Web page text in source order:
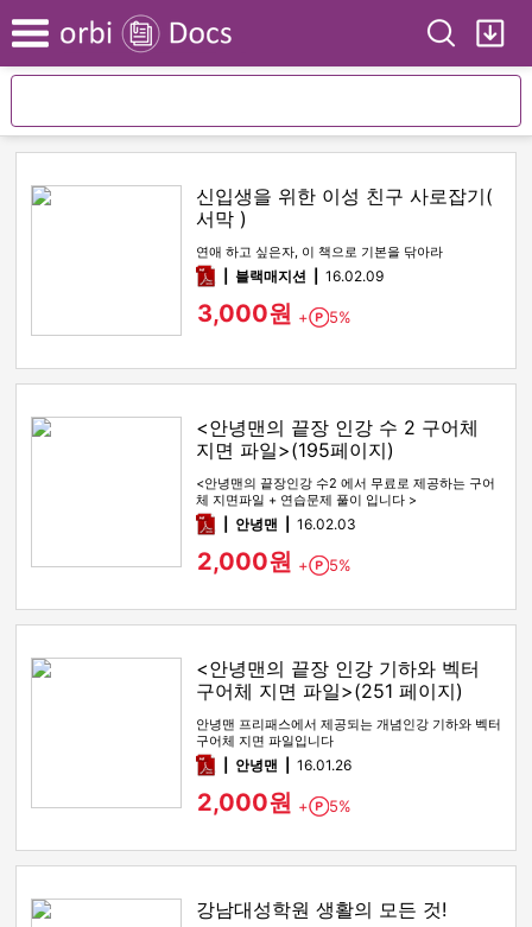
Menu Search
신입생을 위한 이성 친구 사로잡기(
서막 )
연애 하고 싶은자, 이 책으로 기본을 닦아라
pdf블랙매지션 16.02.09
3,000원 + Point
5%
<안녕맨의 끝장 인강 수 2 구어체
지면 파일>(195페이지)
<안녕맨의 끝장인강 수2 에서 무료로 제공하는 구어
체 지면파일 + 연습문제 풀이 입니다 >
pdf안녕맨 16.02.03
2,000원 + Point
5%
<안녕맨의 끝장 인강 기하와 벡터
구어체 지면 파일>(251 페이지)
안녕맨 프리패스에서 제공되는 개념인강 기하와 벡터
구어체 지면 파일입니다
pdf안녕맨 16.01.26
2,000원 + Point
5%
강남대성학원 생활의 모든 것!